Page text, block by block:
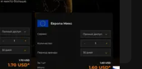
Mehr lesen